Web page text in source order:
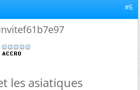
#5
les asiatiques